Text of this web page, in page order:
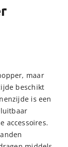
maar
beschikt
is een
accessoires.